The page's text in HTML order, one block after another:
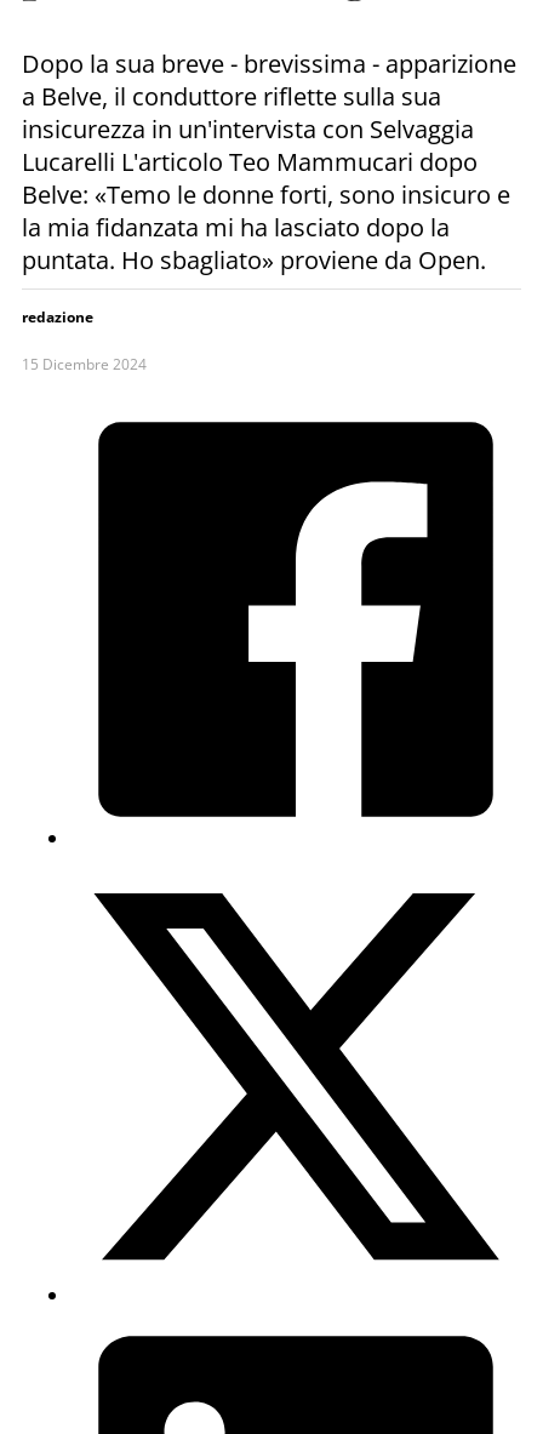
Dopo la sua breve - brevissima - apparizione
a Belve, il conduttore riflette sulla sua
insicurezza in un'intervista con Selvaggia
Lucarelli L'articolo Teo Mammucari dopo
Belve: «Temo le donne forti, sono insicuro e
la mia fidanzata mi ha lasciato dopo la
puntata. Ho sbagliato» proviene da Open.
redazione
15 Dicembre 2024